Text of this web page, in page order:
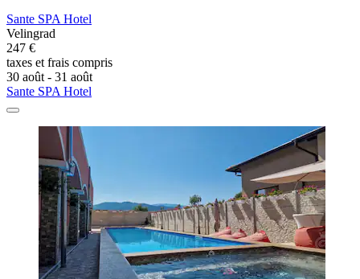
Sante SPA Hotel
Velingrad
247 €
taxes et frais compris
30 août - 31 août
Sante SPA Hotel